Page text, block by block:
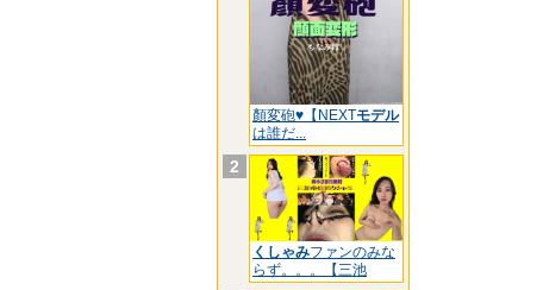
顏変砲♥【NEXTモデル
は誰だ...
2
くしゃみファンのみな
らず。。。【三池